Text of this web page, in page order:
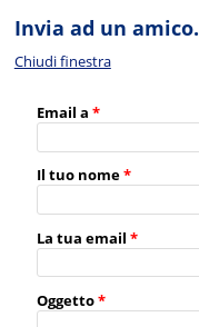
Invia ad un amico.
Chiudi finestra
Email a *
Il tuo nome*
La tua email *
Oggetto*